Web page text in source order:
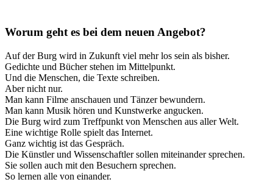
Worum geht es bei dem neuen Angebot?
Auf der Burg wird in Zukunft viel mehr los sein als bisher.
Gedichte und Bücher stehen im Mittelpunkt.
Und die Menschen, die Texte schreiben.
Aber nicht nur.
Man kann Filme anschauen und Tänzer bewundern.
Man kann Musik hören und Kunstwerke angucken.
Die Burg wird zum Treffpunkt von Menschen aus aller Welt.
Eine wichtige Rolle spielt das Internet.
Ganz wichtig ist das Gespräch.
Die Künstler und Wissenschaftler sollen miteinander sprechen.
Sie sollen auch mit den Besuchern sprechen.
So lernen alle von einander.